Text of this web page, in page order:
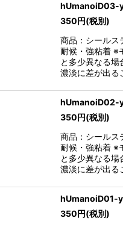
hUmanoiD03-
350円(税別)
商品：シールス
耐候・強粘着 ※
と多少異なる
濃淡に差が出る
hUmanoiD02-
350円(税別)
商品：シールス
耐候・強粘着 ※
と多少異なる
濃淡に差が出る
hUmanoiD01-
350円(税別)